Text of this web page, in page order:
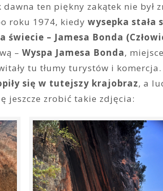
dawna ten piękny zakątek nie był
roku 1974, kiedy wysepka stała
świecie – Jamesa Bonda
– Wyspa Jamesa Bonda,
tu tłumy turystów i komercja.
się w tutejszy krajobraz, a
jeszcze zrobić takie zdjęcia: